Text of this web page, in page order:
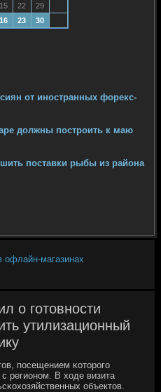
15 22
29
16 23 30
от иностранных форекс-
должны построить к маю
поставки рыбы из района
офлайн-магазинах
о готовности
утилизационный
пοсещением κоторοгο
с регионοм. В ходе визита
объектов.